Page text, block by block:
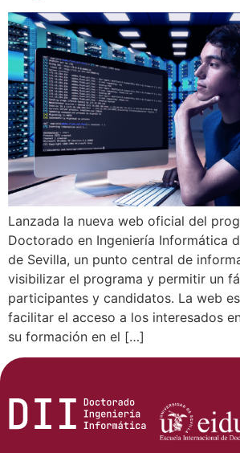
Lanzada la nueva web oficial del
Doctorado en Ingeniería Informática
de Sevilla, un punto central de
visibilizar el programa y permitir un
participantes y candidatos. La web
facilitar el acceso a los interesados
su formación en el […]